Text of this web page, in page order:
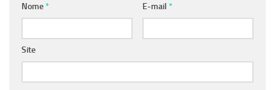
Nome* E-mail *
Site